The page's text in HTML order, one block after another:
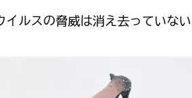
ルスの脅威は消え去っていない